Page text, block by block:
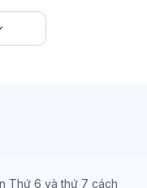
dàng ôn lại kiến
trợ của giảng viên
cho tất cả những ai
Thứ 6 và thứ 7 cách